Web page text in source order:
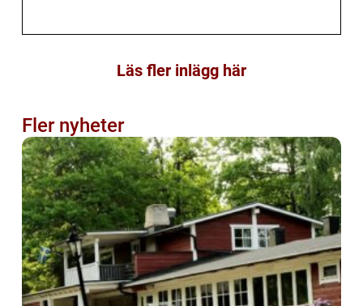
Läs fler inlägg här
Fler nyheter